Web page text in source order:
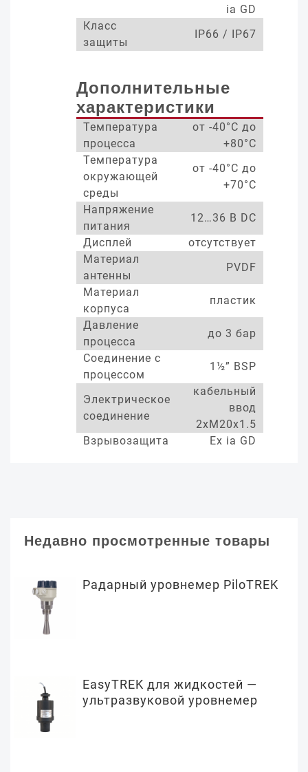
ia GD
Класс
защиты
IP66 / IP67
Дополнительные
характеристики
Температура
процесса
от -40°С до
+80°С
Температура
окружающей
среды
от -40°С до
+70°С
Напряжение
питания
12…36 В DC
Дисплей
отсутствует
Материал
антенны
PVDF
Материал
корпуса
пластик
Давление
процесса
до 3 бар
Соединение с
процессом
1½” BSP
Электрическое
соединение
кабельный
ввод
2xM20x1.5
Взрывозащита
Ex ia GD
Недавно просмотренные товары
Радарный уровнемер PiloTREK
EasyTREK для жидкостей —
ультразвуковой уровнемер